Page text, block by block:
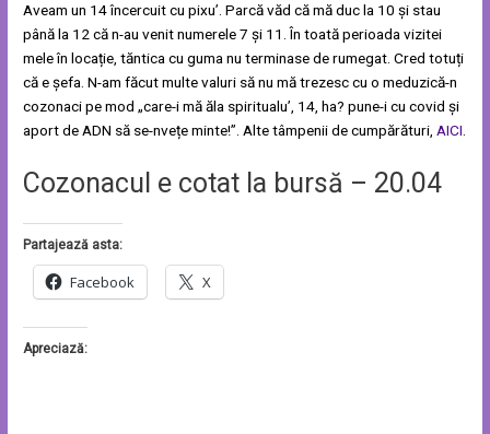
Aveam un 14 încercuit cu pixu’. Parcă văd că mă duc la 10 și stau
până la 12 că n-au venit numerele 7 și 11. În toată perioada vizitei
mele în locație, tăntica cu guma nu terminase de rumegat. Cred totuți
că e șefa. N-am făcut multe valuri să nu mă trezesc cu o meduzică-n
cozonaci pe mod „care-i mă ăla spiritualu’, 14, ha? pune-i cu covid și
aport de ADN să se-nvețe minte!”. Alte tâmpenii de cumpărături,AICI.
Cozonacul e cotat la bursă – 20.04
Partajează asta:
Facebook X
Apreciază: